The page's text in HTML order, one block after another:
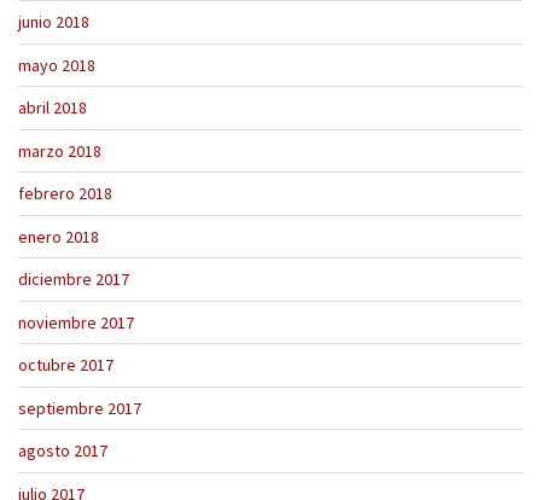
junio 2018
mayo 2018
abril 2018
marzo 2018
febrero 2018
enero 2018
diciembre 2017
noviembre 2017
octubre 2017
septiembre 2017
agosto 2017
julio 2017